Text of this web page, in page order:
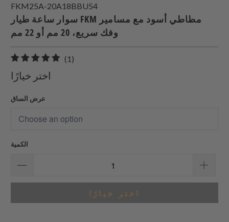
FKM25A-20A18BBU54
سوار ساعة طيار FKM مطاطي أسود مع مسامير
وفك سريع، 20 مم أو 22 مم
(1)
اختر خيارًا
عرض الساق
الكمية
اختر خيارًا